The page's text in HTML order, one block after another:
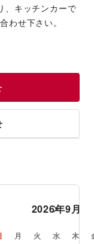
、キッチンカーで
わせ下さい。
2026年9月
月 火 水 木